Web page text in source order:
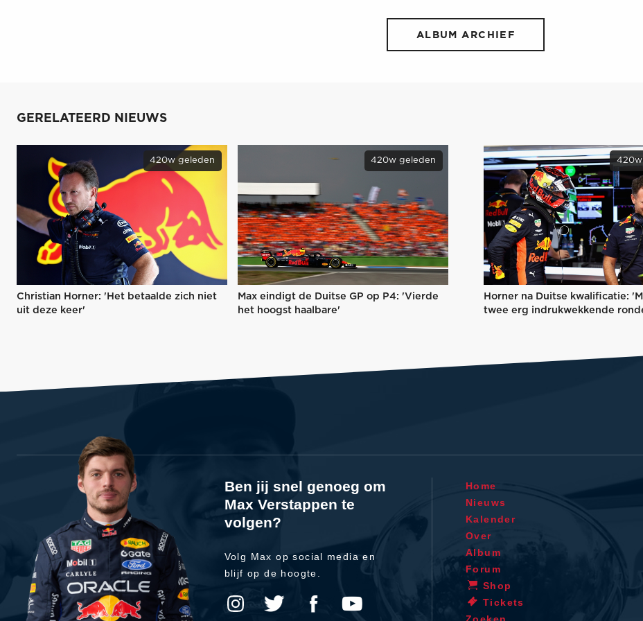
ALBUM ARCHIEF
GERELATEERD NIEUWS
420w geleden
Christian Horner: 'Het betaalde zich niet
uit deze keer'
420w geleden
Max eindigt de Duitse GP op P4: 'Vierde
het hoogst haalbare'
Horner na Duitse kwalificatie:
twee erg indrukwekkende
Ben jij snel genoeg om
Max Verstappen te
volgen?
Volg Max op social media en
blijf op de hoogte.
Home
Nieuws
Kalender
Over
Album
Forum
Shop
Tickets